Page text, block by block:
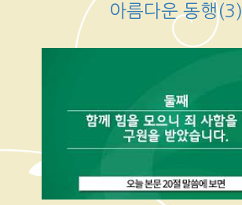
아름다운 동행(3)